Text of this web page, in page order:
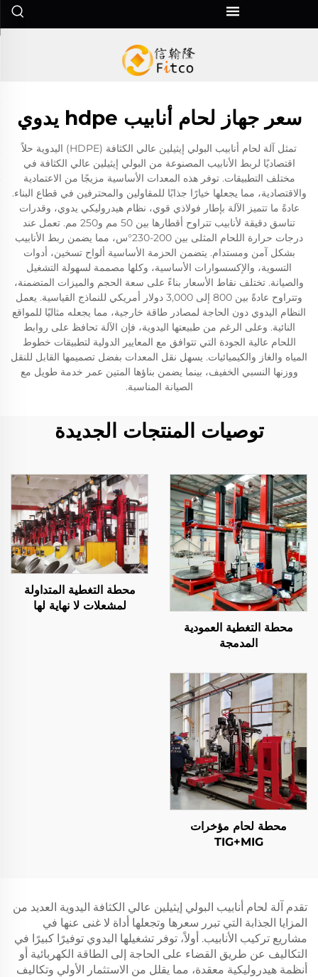
سعر جهاز لحام أنابيب hdpe يدوي
تمثل آلة لحام أنابيب البولي إيثيلين عالي الكثافة (HDPE) اليدوية حلاً
اقتصاديًا لربط الأنابيب المصنوعة من البولي إيثيلين عالي الكثافة في
مختلف التطبيقات. توفر هذه المعدات الأساسية مزيجًا من الاعتمادية
والاقتصادية، مما يجعلها خيارًا جذابًا للمقاولين والمحترفين في قطاع البناء.
عادةً ما تتميز الآلة بإطار فولاذي قوي، نظام هيدروليكي يدوي، وقدرات
تناسق دقيقة لأنابيب تتراوح أقطارها بين 50 مم و250 مم. تعمل عند
درجات حرارة اللحام المثلى بين 200-230°س، مما يضمن ربط الأنابيب
بشكل آمن ومستدام. يتضمن الحزمة الأساسية ألواح تسخين، أدوات
التسوية، والإكسسوارات الأساسية، وكلها مصممة لسهولة التشغيل
والصيانة. تختلف نقاط الأسعار بناءً على سعة الحجم والميزات المتضمنة،
وتتراوح عادةً بين 800 إلى 3,000 دولار أمريكي للنماذج القياسية. يعمل
النظام اليدوي دون الحاجة لمصادر طاقة خارجية، مما يجعله مثاليًا للمواقع
النائية. وعلى الرغم من طبيعتها اليدوية، فإن الآلة تحافظ على روابط
اللحام عالية الجودة التي تتوافق مع المعايير الدولية لتطبيقات خطوط
المياه والغاز والكيميائيات. يسهل نقل المعدات بفضل تصميمها القابل للنقل
ووزنها النسبي الخفيف، بينما يضمن بناؤها المتين عمر خدمة طويل مع
الصيانة المناسبة.
توصيات المنتجات الجديدة
محطة التغطية العمودية
المدمجة
محطة التغطية المتداولة
لمشعلات لا نهاية لها
محطة لحام مؤخرات
TIG+MIG
تقدم آلة لحام أنابيب البولي إيثيلين عالي الكثافة اليدوية العديد من
المزايا الجذابة التي تبرر سعرها وتجعلها أداة لا غنى عنها في
مشاريع تركيب الأنابيب. أولاً، توفر تشغيلها اليدوي توفيرًا كبيرًا في
التكاليف عن طريق القضاء على الحاجة إلى الطاقة الكهربائية أو
أنظمة هيدروليكية معقدة، مما يقلل من الاستثمار الأولي وتكاليف